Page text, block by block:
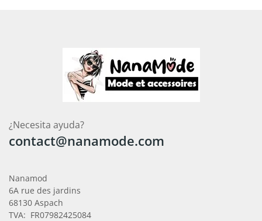
¿Necesita ayuda?
contact@nanamode.com
Nanamod
6A rue des jardins
68130 Aspach
TVA: FR07982425084